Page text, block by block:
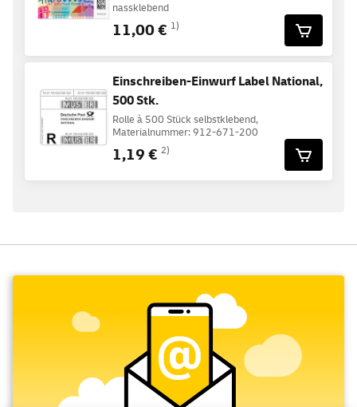
nassklebend
11,00 € 1)
Einschreiben-Einwurf Label National,
500 Stk.
Rolle à 500 Stück selbstklebend,
Materialnummer: 912-671-200
1,19 € 2)